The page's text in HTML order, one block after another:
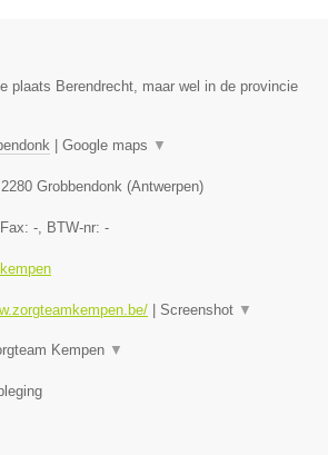
plaats Berendrecht, maar wel in de provincie
Google maps ▼
2280 Grobbendonk (Antwerpen)
-, BTW-nr: -
Screenshot ▼
Kempen ▼